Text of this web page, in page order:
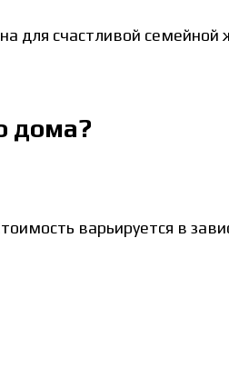
для счастливой семейной
дома?
варьируется в